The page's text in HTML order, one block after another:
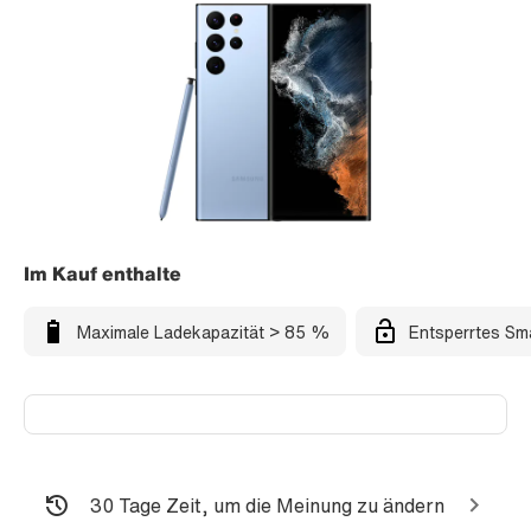
Im Kauf enthalte
Maximale Ladekapazität > 85 % Entsperrtes
30 Tage Zeit, um die Meinung zu ändern